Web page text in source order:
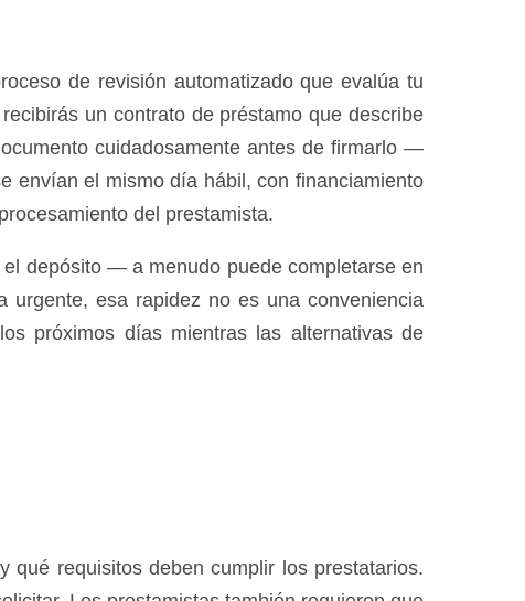
de revisión automatizado que evalúa tu
un contrato de préstamo que describe
cuidadosamente antes de firmarlo —
envían el mismo día hábil, con financiamiento
del prestamista.
depósito — a menudo puede completarse en
urgente, esa rapidez no es una conveniencia
próximos días mientras las alternativas de
qué requisitos deben cumplir los prestatarios.